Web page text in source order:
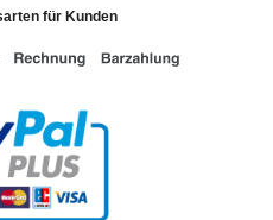
für Kunden